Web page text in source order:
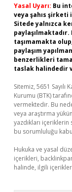
Yasal Uyarı: Bu
veya şahıs şirketi
Sitede yalnızca
taşımamakta
paylaşım
benzerlikleri
taslak halindedir
Sitemiz, 5651
Kurumu (BTK)
vermektedir. Bu
veya araştırma
yazdıkları
bu sorumluluğu
Hukuka ve yasal
içerikleri,
halinde, ilgili